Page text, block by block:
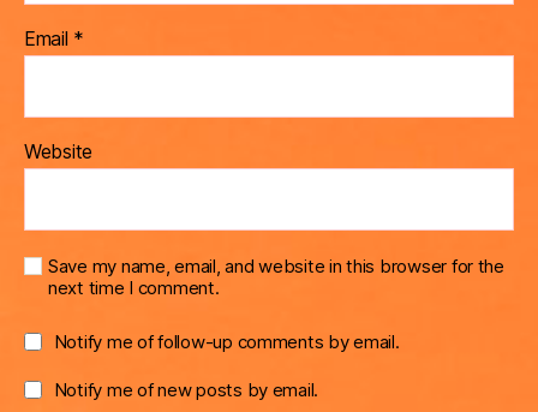
Email *
Website
Save my name, email, and website in this browser for the
next time I comment.
Notify me of follow-up comments by email.
Notify me of new posts by email.